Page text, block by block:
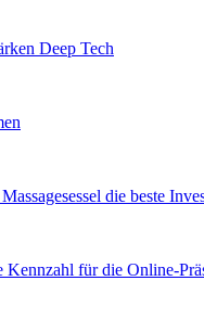
Deep Tech
die beste
für die Online-